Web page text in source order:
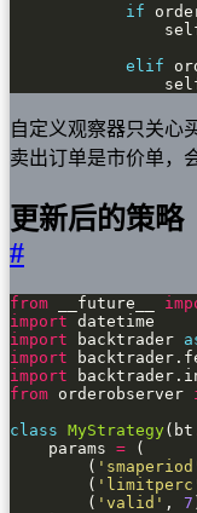
if
elif
自定义观察器只关心
卖出订单是市价单，
更新后的策略
#
from __future__
import
import backtrader
import
import
from orderobserver
class MyStrategy(bt
    params
=
        (
        (
        (
'valid' , 7